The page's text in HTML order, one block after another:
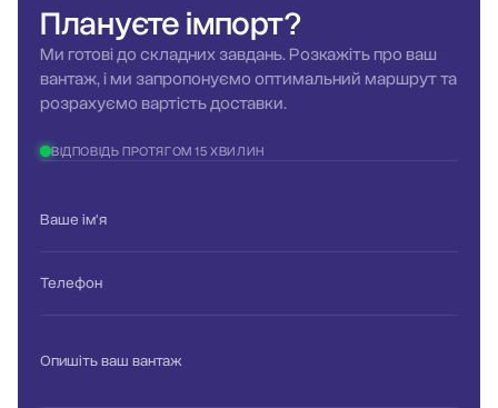
Плануєтеімпорт?
Ми готові до складних завдань. Розкажіть про ваш
вантаж, і ми запропонуємо оптимальний маршрут та
розрахуємо вартість доставки.
ВІДПОВІДЬ ПРОТЯГОМ 15 ХВИЛИН
Ваше ім'я
Телефон
Опишіть ваш вантаж